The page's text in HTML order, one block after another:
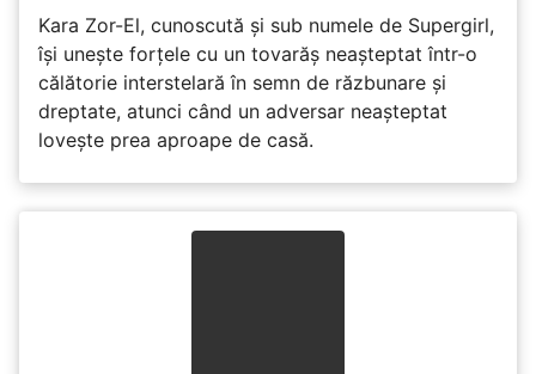
Kara Zor-El, cunoscută și sub numele de Supergirl,
își unește forțele cu un tovarăș neașteptat într-o
călătorie interstelară în semn de răzbunare și
dreptate, atunci când un adversar neașteptat
lovește prea aproape de casă.